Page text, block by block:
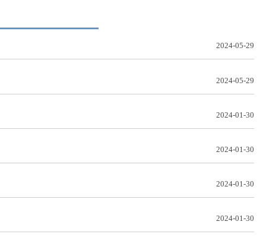
2024-05-29
2024-05-29
2024-01-30
2024-01-30
2024-01-30
2024-01-30